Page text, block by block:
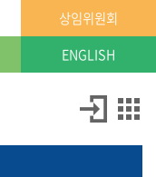
상임위원회
ENGLISH